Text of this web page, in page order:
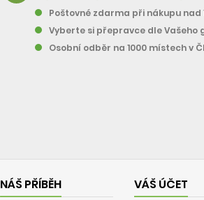
Poštovné zdarma při nákupu nad
Vyberte si přepravce dle Vašeho
Osobní odběr na 1000 místech v
NÁŠ PŘÍBĚH VÁŠ ÚČET